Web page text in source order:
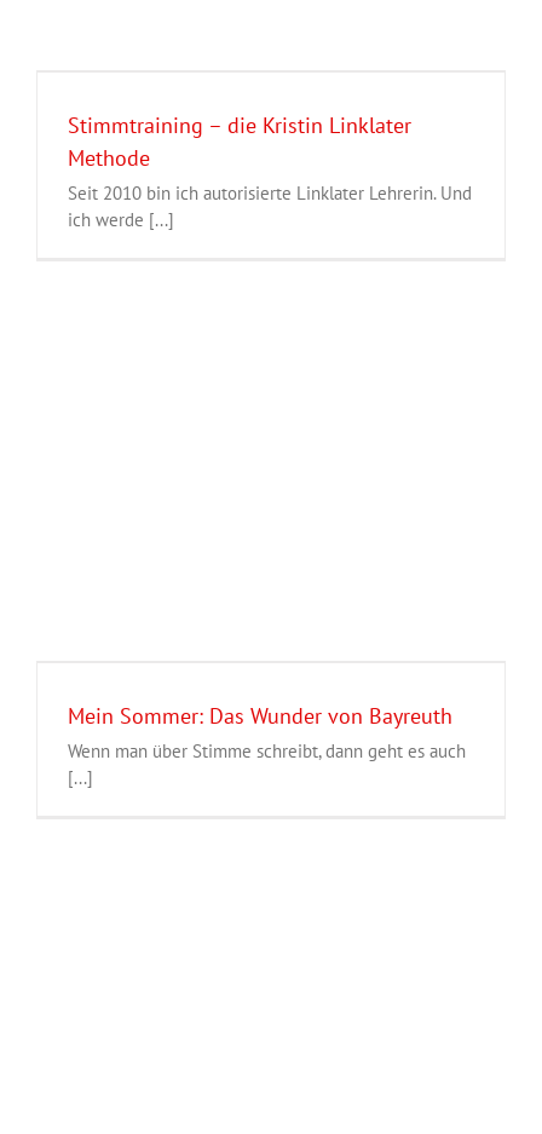
Stimmtraining – die Kristin Linklater
Methode
Seit 2010 bin ich autorisierte Linklater Lehrerin. Und
ich werde [...]
Mein Sommer: Das Wunder von Bayreuth
Wenn man über Stimme schreibt, dann geht es auch
[...]